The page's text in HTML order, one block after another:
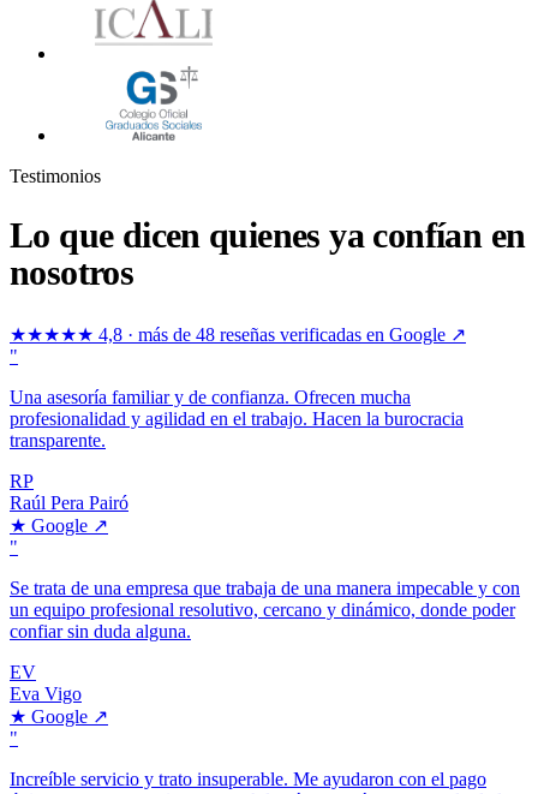
Testimonios
Lo que dicen quienes ya confían en
nosotros
★★★★★ 4,8 · más de 48 reseñas verificadas en Google ↗
"
Una asesoría familiar y de confianza. Ofrecen mucha
profesionalidad y agilidad en el trabajo. Hacen la burocracia
transparente.
RP
Raúl Pera Pairó
★ Google ↗
"
Se trata de una empresa que trabaja de una manera impecable y con
un equipo profesional resolutivo, cercano y dinámico, donde poder
confiar sin duda alguna.
EV
Eva Vigo
★ Google ↗
"
Increíble servicio y trato insuperable. Me ayudaron con el pago